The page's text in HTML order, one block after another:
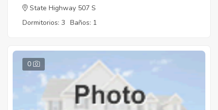
State Highway 507 S
Dormitorios: 3 Baños: 1
0